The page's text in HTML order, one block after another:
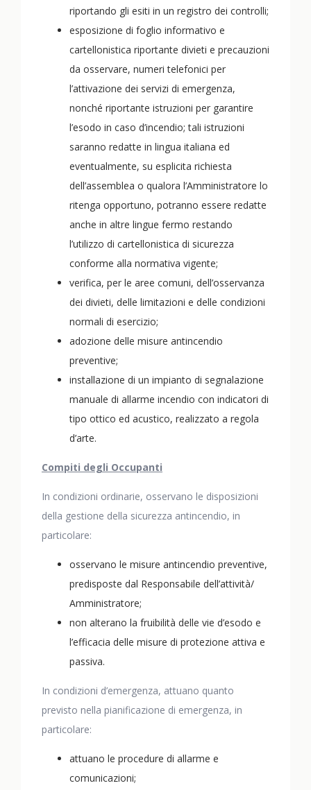
riportando gli esiti in un registro dei controlli;
esposizione di foglio informativo e
cartellonistica riportante divieti e precauzioni
da osservare, numeri telefonici per
l’attivazione dei servizi di emergenza,
nonché riportante istruzioni per garantire
l’esodo in caso d’incendio; tali istruzioni
saranno redatte in lingua italiana ed
eventualmente, su esplicita richiesta
dell’assemblea o qualora l’Amministratore lo
ritenga opportuno, potranno essere redatte
anche in altre lingue fermo restando
l’utilizzo di cartellonistica di sicurezza
conforme alla normativa vigente;
verifica, per le aree comuni, dell’osservanza
dei divieti, delle limitazioni e delle condizioni
normali di esercizio;
adozione delle misure antincendio
preventive;
installazione di un impianto di segnalazione
manuale di allarme incendio con indicatori di
tipo ottico ed acustico, realizzato a regola
d’arte.
Compiti degli Occupanti
In condizioni ordinarie, osservano le disposizioni
della gestione della sicurezza antincendio, in
particolare:
osservano le misure antincendio preventive,
predisposte dal Responsabile dell’attività/
Amministratore;
non alterano la fruibilità delle vie d’esodo e
l’efficacia delle misure di protezione attiva e
passiva.
In condizioni d’emergenza, attuano quanto
previsto nella pianificazione di emergenza, in
particolare:
attuano le procedure di allarme e
comunicazioni;